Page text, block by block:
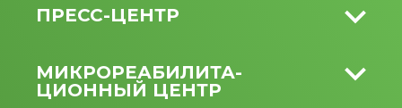
ПРЕСС-ЦЕНТР
МИКРО­РЕАБИЛИТА­
ЦИОННЫЙ ЦЕНТР